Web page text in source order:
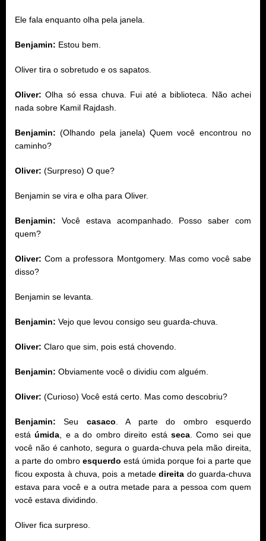
Ele fala enquanto olha pela janela.
Benjamin: Estou bem.
Oliver tira o sobretudo e os sapatos.
Oliver: Olha só essa chuva. Fui até a biblioteca. Não achei
nada sobre Kamil Rajdash.
Benjamin: (Olhando pela janela) Quem você encontrou no
caminho?
Oliver: (Surpreso) O que?
Benjamin se vira e olha para Oliver.
Benjamin:
Você estava acompanhado. Posso saber com
quem?
Oliver: Com a professora Montgomery. Mas como você sabe
disso?
Benjamin se levanta.
Benjamin: Vejo que levou consigo seu guarda-chuva.
Oliver: Claro que sim, pois está chovendo.
Benjamin: Obviamente você o dividiu com alguém.
Oliver: (Curioso) Você está certo. Mas como descobriu?
Benjamin: Seu casaco . A parte do ombro esquerdo
está úmida , e a do ombro direito está seca. Como sei que
você não é canhoto, segura o guarda-chuva pela mão direita,
a parte do ombro esquerdo está úmida porque foi a parte que
ficou exposta à chuva, pois a metade direita do guarda-chuva
estava para você e a outra metade para a pessoa com quem
você estava dividindo.
Oliver fica surpreso.